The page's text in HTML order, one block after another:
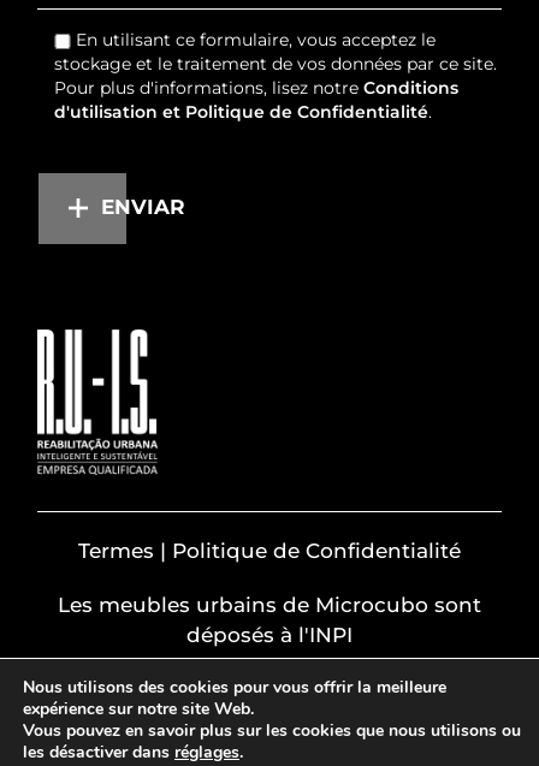
En utilisant ce formulaire, vous acceptez le
stockage et le traitement de vos données par ce site.
Pour plus d'informations, lisez notreConditions
d'utilisation et Politique de Confidentialité.
ENVIAR
Termes | Politique de Confidentialité
Les meubles urbains de Microcubo sont
déposés à l'INPI
Nous utilisons des cookies pour vous offrir la meilleure
expérience sur notre site Web.
Vous pouvez en savoir plus sur les cookies que nous utilisons ou
les désactiver dans réglages.